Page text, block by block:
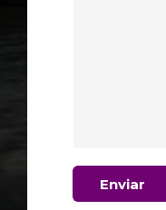
Enviar